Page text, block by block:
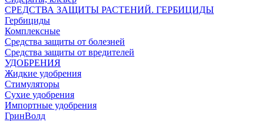
СРЕДСТВА ЗАЩИТЫ РАСТЕНИЙ. ГЕРБИЦИДЫ
Гербициды
Комплексные
Средства защиты от болезней
Средства защиты от вредителей
УДОБРЕНИЯ
Жидкие удобрения
Стимуляторы
Сухие удобрения
Импортные удобрения
ГринВолд